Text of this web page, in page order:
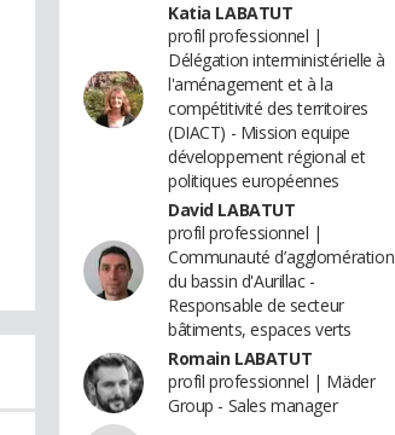
Katia LABATUT
profil professionnel |
Délégation interministérielle à
l'aménagement et à la
compétitivité des territoires
(DIACT) - Mission equipe
développement régional et
politiques européennes
David LABATUT
profil professionnel |
Communauté d’agglomération
du bassin d'Aurillac -
Responsable de secteur
bâtiments, espaces verts
Romain LABATUT
profil professionnel | Mäder
Group - Sales manager